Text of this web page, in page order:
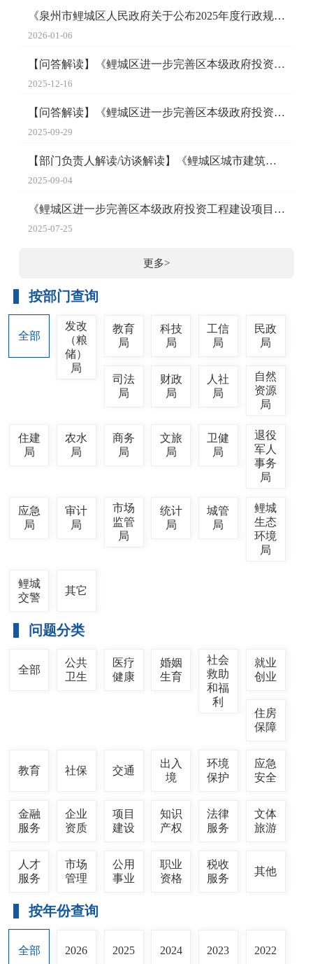
《泉州市鲤城区人民政府关于公布2025年度行政规范性文件清理...
2026-01-06
【问答解读】《鲤城区进一步完善区本级政府投资工程建设项目...
2025-12-16
【问答解读】《鲤城区进一步完善区本级政府投资工程建设项目...
2025-09-29
【部门负责人解读/访谈解读】《鲤城区城市建筑垃圾管理规范...
2025-09-04
《鲤城区进一步完善区本级政府投资工程建设项目全过程管理规...
2025-07-25
更多>
按部门查询
全部
发改
（粮
储）
局
教育
局
科技
局
工信
局
民政
局
司法
局
财政
局
人社
局
自然
资源
局
住建
局
农水
局
商务
局
文旅
局
卫健
局
退役
军人
事务
局
应急
局
审计
局
市场
监管
局
统计
局
城管
局
鲤城
生态
环境
局
鲤城
交警
其它
问题分类
全部
公共
卫生
医疗
健康
婚姻
生育
社会
救助
和福
利
就业
创业
住房
保障
教育 社保 交通
出入
境
环境
保护
应急
安全
金融
服务
企业
资质
项目
建设
知识
产权
法律
服务
文体
旅游
人才
服务
市场
管理
公用
事业
职业
资格
税收
服务
其他
按年份查询
全部 2026 2025 2024 2023 2022